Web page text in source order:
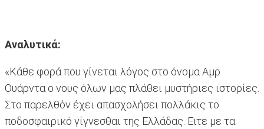
Αναλυτικά:
«Κάθε φορά που γίνεται λόγος στο όνομα Αμρ
Ουάρντα ο νους όλων μας πλάθει μυστήριες ιστορίες.
Στο παρελθόν έχει απασχολήσει πολλάκις το
ποδοσφαιρικό γίγνεσθαι της Ελλάδας. Ειτε με τα